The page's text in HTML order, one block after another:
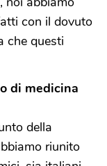
con il dovuto
che questi
di medicina
della
riunito